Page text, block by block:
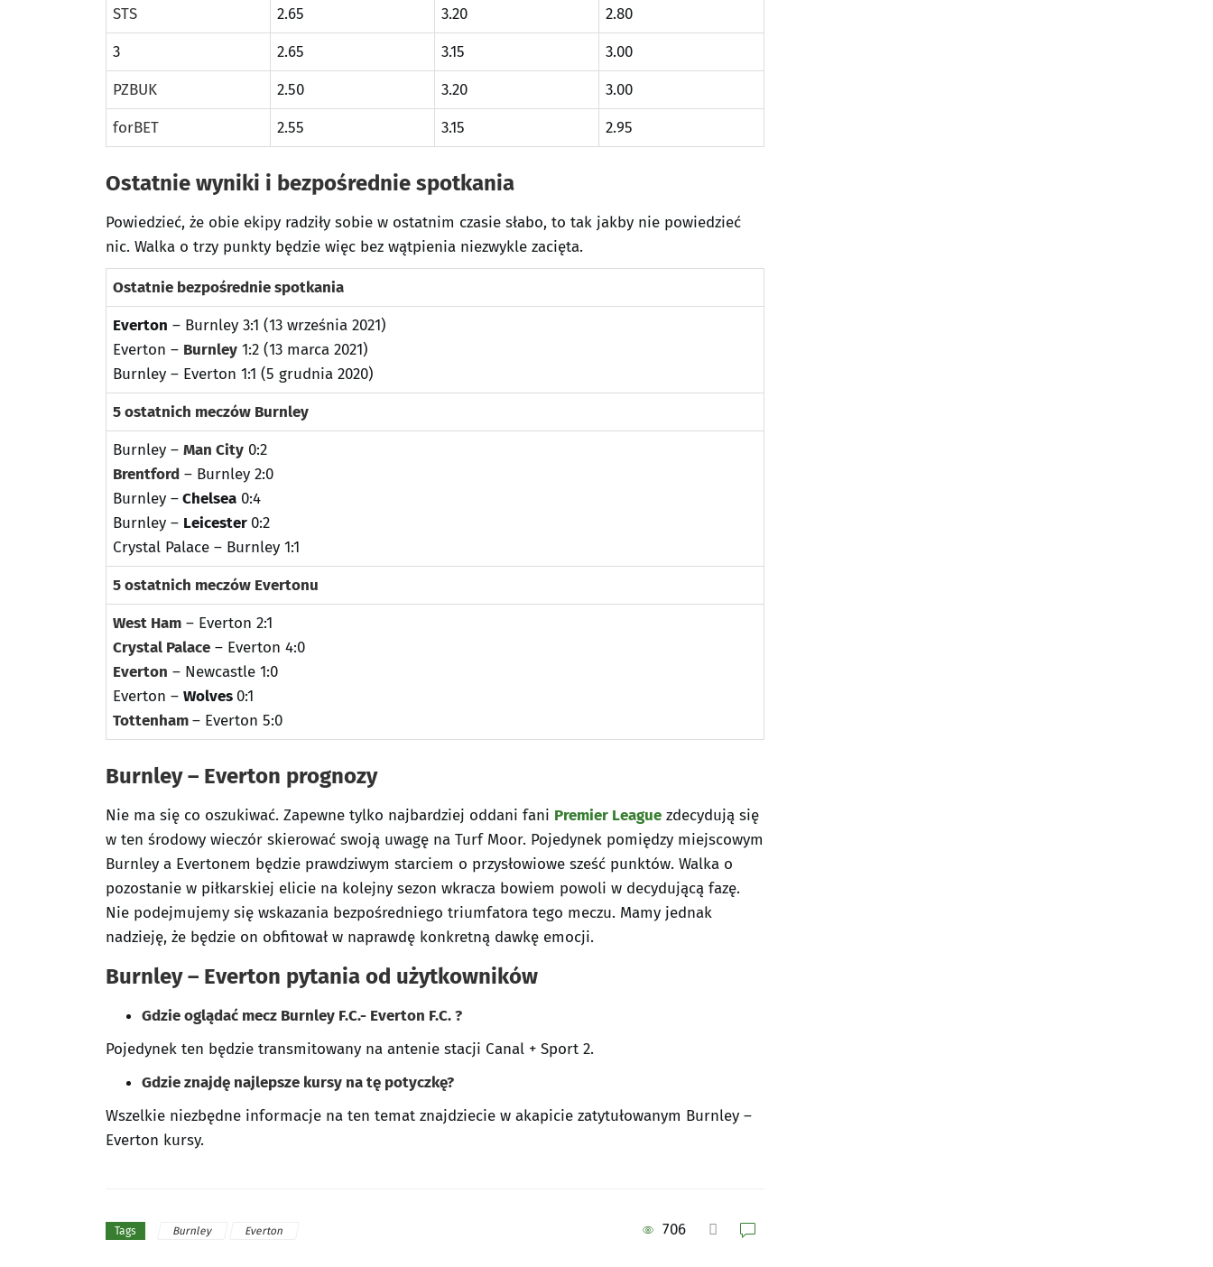
STS
2.65 3.20
2.80
3
2.65 3.15
3.00
PZBUK
2.50 3.20
3.00
forBET
2.55 3.15 2.95
Ostatnie wyniki i bezpośrednie spotkania
Powiedzieć, że obie ekipy radziły sobie w ostatnim czasie słabo, to tak jakby nie powiedzieć
nic. Walka o trzy punkty będzie więc bez wątpienia niezwykle zacięta.
Ostatnie bezpośrednie spotkania
Everton – Burnley 3:1 (13 września 2021)
Everton – Burnley 1:2 (13 marca 2021)
Burnley – Everton 1:1 (5 grudnia 2020)
5 ostatnich meczów Burnley
Burnley – Man City 0:2
Brentford – Burnley 2:0
Burnley –Chelsea 0:4
Burnley – Leicester 0:2
Crystal Palace – Burnley 1:1
5 ostatnich meczów Evertonu
West Ham – Everton 2:1
Crystal Palace – Everton 4:0
Everton – Newcastle 1:0
Everton – Wolves 0:1
Tottenham– Everton 5:0
Burnley – Everton prognozy
Nie ma się co oszukiwać. Zapewne tylko najbardziej oddani fani Premier League zdecydują się
w ten środowy wieczór skierować swoją uwagę na Turf Moor. Pojedynek pomiędzy miejscowym
Burnley a Evertonem będzie prawdziwym starciem o przysłowiowe sześć punktów. Walka o
pozostanie w piłkarskiej elicie na kolejny sezon wkracza bowiem powoli w decydującą fazę.
Nie podejmujemy się wskazania bezpośredniego triumfatora tego meczu. Mamy jednak
nadzieję, że będzie on obfitował w naprawdę konkretną dawkę emocji.
Burnley – Everton pytania od użytkowników
Gdzie oglądać mecz Burnley F.C.- Everton F.C. ?
Pojedynek ten będzie transmitowany na antenie stacji Canal + Sport 2.
Gdzie znajdę najlepsze kursy na tę potyczkę?
Wszelkie niezbędne informacje na ten temat znajdziecie w akapicie zatytułowanym Burnley –
Everton kursy.
Tags Burnley Everton 706